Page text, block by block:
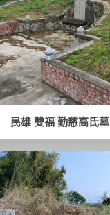
民雄 雙福 勤慈高氏墓